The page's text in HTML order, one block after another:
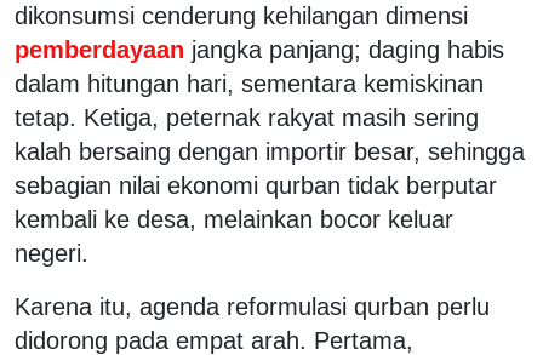
dikonsumsi cenderung kehilangan dimensi
pemberdayaan jangka panjang; daging habis
dalam hitungan hari, sementara kemiskinan
tetap. Ketiga, peternak rakyat masih sering
kalah bersaing dengan importir besar, sehingga
sebagian nilai ekonomi qurban tidak berputar
kembali ke desa, melainkan bocor keluar
negeri.
Karena itu, agenda reformulasi qurban perlu
didorong pada empat arah. Pertama,